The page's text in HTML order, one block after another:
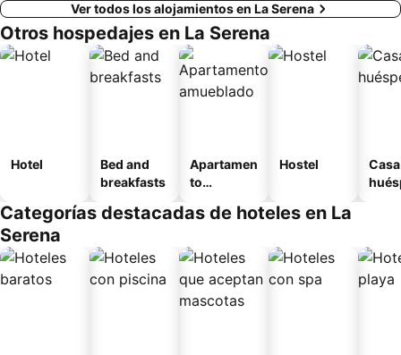
Ver todos los alojamientos en La Serena
Otros hospedajes en La Serena
Hotel
Bed and
breakfasts
Apartamen
to
o
Hostel
Categorías destacadas de hoteles en La
Serena